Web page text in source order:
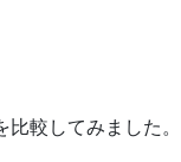
較してみました